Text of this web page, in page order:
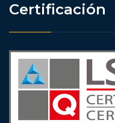
Certificación